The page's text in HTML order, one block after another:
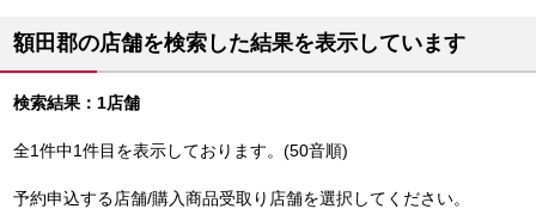
額田郡の店舗を検索した結果を表示しています
検索結果：1店舗
全1件中1件目を表示しております。(50音順)
予約申込する店舗/購入商品受取り店舗を選択してください。